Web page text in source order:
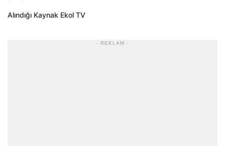
Alındığı Kaynak Ekol TV
- REKLAM -